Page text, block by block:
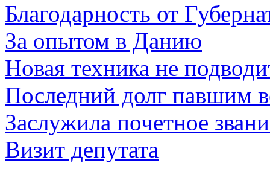
Благодарность от
За опытом в Данию
Новая техника не
Последний долг павшим
Заслужила почетное
Визит депутата